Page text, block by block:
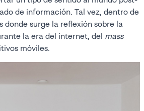
de información. Tal vez, dentro de
donde surge la reflexión sobre la
la era del internet, del mass
móviles.